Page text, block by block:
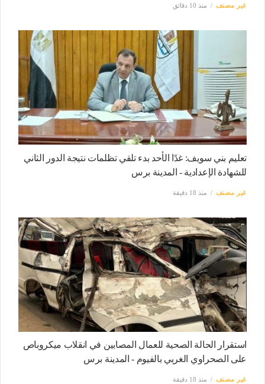
غير مصنف منذ 10 دقائق
تعليم بني سويف: غدًا الأحد بدء تلقي تظلمات نتيجة الدور الثاني
للشهادة الإعدادية - المدينة برس
غير مصنف منذ 18 دقيقة
استقرار الحالة الصحية للعمال المصابين في انقلاب ميكروباص
على الصحراوي الغربي بالفيوم - المدينة برس
غير مصنف منذ 18 دقيقة